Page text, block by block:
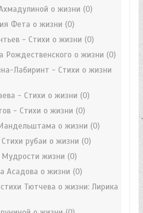
о жизни (0)
Фета о жизни (0)
- Стихи о жизни (0)
Рождественского о жизни (0)
Лабиринт - Стихи о жизни
- Стихи о жизни (0)
- Стихи о жизни (0)
о жизни (0)
рубаи о жизни (0)
жизни (0)
Асадова о жизни (0)
Тютчева о жизни: Лирика